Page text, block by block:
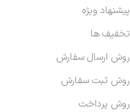
پیشنهاد ویژه
تخفیف ها
روش ارسال سفارش
روش ثبت سفارش
روش پرداخت